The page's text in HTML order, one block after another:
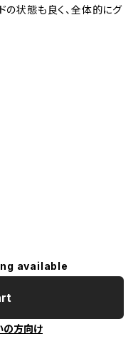
の状態も良く、全体的にグ
available
の方向け